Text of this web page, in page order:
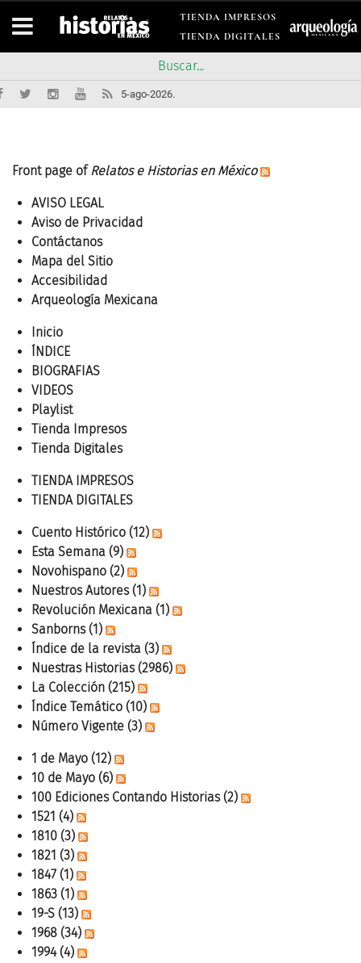
TIENDA IMPRESOS
TIENDA DIGITALES
5-ago-2026.
Front page ofRelatos e Historias en México
AVISO LEGAL
Aviso de Privacidad
Contáctanos
Mapa del Sitio
Accesibilidad
Arqueología Mexicana
Inicio
ÍNDICE
BIOGRAFIAS
VIDEOS
Playlist
Tienda Impresos
Tienda Digitales
TIENDA IMPRESOS
TIENDA DIGITALES
Cuento Histórico (12)
Esta Semana (9)
Novohispano (2)
Nuestros Autores (1)
Revolución Mexicana (1)
Sanborns (1)
Índice de la revista (3)
Nuestras Historias (2986)
La Colección (215)
Índice Temático (10)
Número Vigente (3)
1 de Mayo (12)
10 de Mayo (6)
100 Ediciones Contando Historias (2)
1521 (4)
1810 (3)
1821 (3)
1847 (1)
1863 (1)
19-S (13)
1968 (34)
1994 (4)